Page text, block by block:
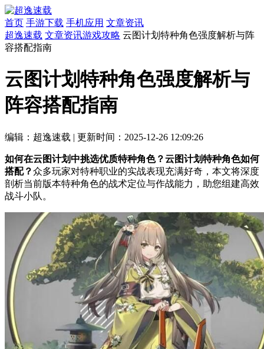
首页 手游下载 手机应用 文章资讯
超逸速载 文章资讯游戏攻略 云图计划特种角色强度解析与阵
容搭配指南
云图计划特种角色强度解析与
阵容搭配指南
编辑：超逸速载 | 更新时间：2025-12-26 12:09:26
如何在云图计划中挑选优质特种角色？云图计划特种角色如何
搭配？众多玩家对特种职业的实战表现充满好奇，本文将深度
剖析当前版本特种角色的战术定位与作战能力，助您组建高效
战斗小队。